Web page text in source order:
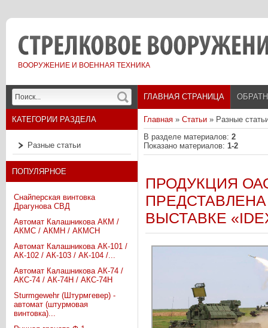
ВООРУЖЕНИЕ И ВОЕННАЯ ТЕХНИКА
ГЛАВНАЯ СТРАНИЦА
КАТЕГОРИИ РАЗДЕЛА
Разные статьи
ПОПУЛЯРНОЕ
Снайперская винтовка
Драгунова СВД
Автомат Калашникова АКМ /
АКМС / АКМН / АКМСН
Автомат Калашникова АК-101 /
АК-102 / АК-103 / АК-104 /...
Автомат Калашникова АК-74 /
АКС-74 / АК-74Н / АКС-74Н
Sturmgewehr (Штурмгевер) -
автомат (штурмовая
винтовка)...
Главная » Статьи » Разные
В разделе материалов: 2
Показано материалов: 1-2
ПРОДУКЦИЯ
ВЫСТАВКЕ